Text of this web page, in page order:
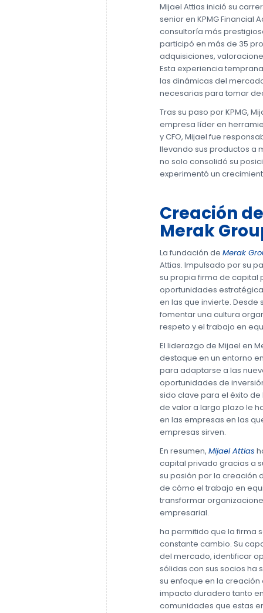
Mijael Attias inició su
senior en KPMG Financial
consultoría más
participó en más de 35
adquisiciones,
Esta experiencia
las dinámicas del
necesarias para tomar
Tras su paso por KPMG,
empresa líder en
y CFO, Mijael fue
llevando sus productos a
no solo consolidó su
experimentó un
Creación
Merak
La fundación de Merak
Attias. Impulsado por su
su propia firma de capital
oportunidades
en las que invierte.
fomentar una cultura
respeto y el trabajo en
El liderazgo de Mijael en
destaque en un entorno
para adaptarse a las
oportunidades de
sido clave para el éxito
de valor a largo plazo le
en las empresas en las
empresas sirven.
En resumen, Mijael Attias
capital privado gracias a
su pasión por la creación
de cómo el trabajo en
transformar
empresarial.
ha permitido que la firma
constante cambio. Su
del mercado, identificar
sólidas con sus socios ha
su enfoque en la
impacto duradero tanto
comunidades que estas